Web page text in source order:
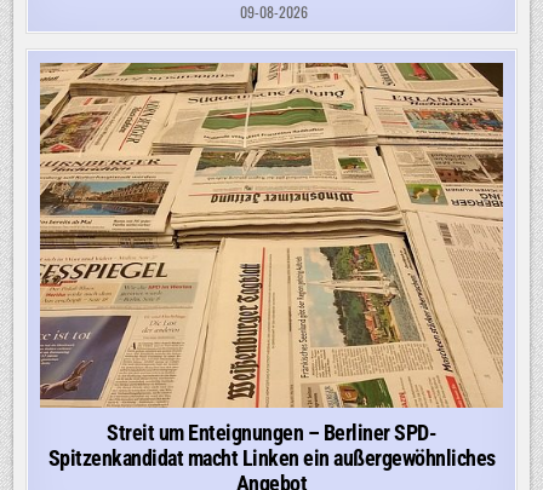
09-08-2026
Streit um Enteignungen – Berliner SPD-
Spitzenkandidat macht Linken ein außergewöhnliches
Angebot